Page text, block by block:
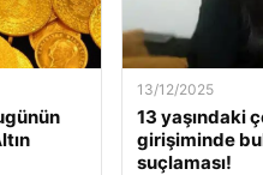
13/12/2025
13 yaşındaki
girişiminde
suçlaması!